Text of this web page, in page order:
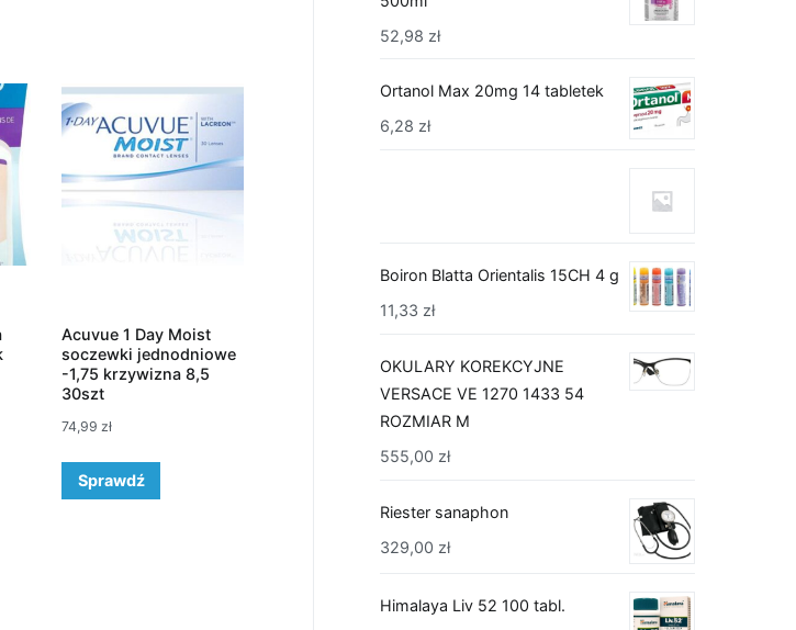
Acuvue 1 Day Moist
soczewki jednodniowe
-1,75 krzywizna 8,5
30szt
74,99zł
Sprawdź
52,98 zł
Ortanol Max 20mg 14 tabletek
6,28 zł
Boiron Blatta Orientalis 15CH 4 g
11,33 zł
OKULARY KOREKCYJNE
VERSACE VE 1270 1433 54
ROZMIAR M
555,00 zł
Riester sanaphon
329,00 zł
Himalaya Liv 52 100 tabl.